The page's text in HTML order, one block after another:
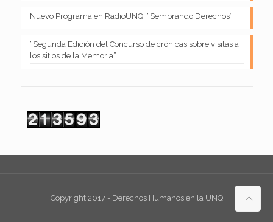
Nuevo Programa en RadioUNQ: “Sembrando Derechos”
“Segunda Edición del Concurso de crónicas sobre visitas a
los sitios de la Memoria”
Copyright 2017 - Derechos Humanos en la UNQ